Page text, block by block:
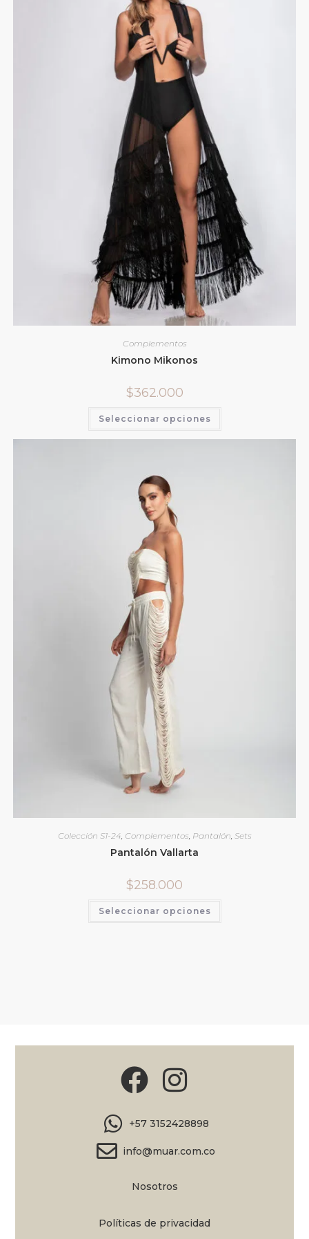
Complementos
Kimono Mikonos
$362.000
Seleccionar opciones
Colección S1-24, Complementos Pantalón Sets
Pantalón Vallarta
$258.000
Seleccionar opciones
+57 3152428898
info@muar.com.co
Nosotros
Políticas de privacidad